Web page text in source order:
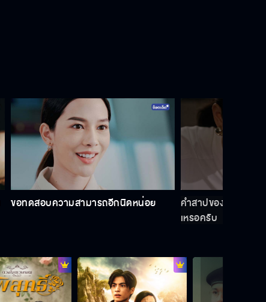
ลออจันทร์ EP.8
ลออจันทร์ EP.9
ลออจันทร์ EP.11
ขอทดสอบความสามารถอีกนิดหน่อย
คำสาปของสร้อยอัจ
เหรอครับ